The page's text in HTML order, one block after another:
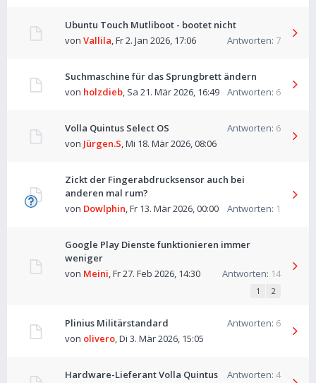
Ubuntu Touch Mutliboot - bootet nicht
Antworten: 7
von Vallila,Fr 2. Jan 2026, 17:06
Suchmaschine für das Sprungbrett ändern
Antworten: 6
von holzdieb, Sa 21. Mär 2026, 16:49
Volla Quintus Select OS Antworten: 6
von Jürgen.S,Mi 18. Mär 2026, 08:06
Zickt der Fingerabdrucksensor auch bei
anderen mal rum?
Antworten: 1
von Dowlphin,Fr 13. Mär 2026, 00:00
Google Play Dienste funktionieren immer
weniger
Antworten: 14
von Meini,Fr 27. Feb 2026, 14:30
1 2
Plinius Militärstandard Antworten: 6
von olivero,Di 3. Mär 2026, 15:05
Hardware-Lieferant Volla Quintus Antworten: 4